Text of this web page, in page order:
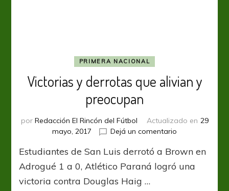
PRIMERA NACIONAL
Victorias y derrotas que alivian y
preocupan
por Redacción El Rincón del Fútbol Actualizado en 29
mayo, 2017
Dejá un comentario
y
derrotas
Estudiantes de San Luis derrotó a Brown en
Adrogué 1 a 0, Atlético Paraná logró una
victoria contra Douglas Haig …